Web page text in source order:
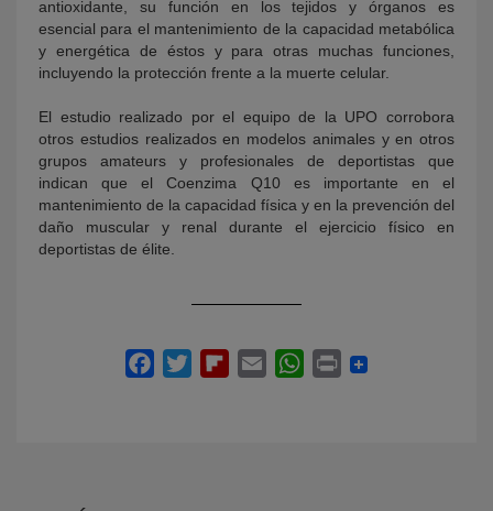
antioxidante, su función en los tejidos y órganos es
esencial para el mantenimiento de la capacidad metabólica
y energética de éstos y para otras muchas funciones,
incluyendo la protección frente a la muerte celular.
El estudio realizado por el equipo de la UPO corrobora
otros estudios realizados en modelos animales y en otros
grupos amateurs y profesionales de deportistas que
indican que el Coenzima Q10 es importante en el
mantenimiento de la capacidad física y en la prevención del
daño muscular y renal durante el ejercicio físico en
deportistas de élite.